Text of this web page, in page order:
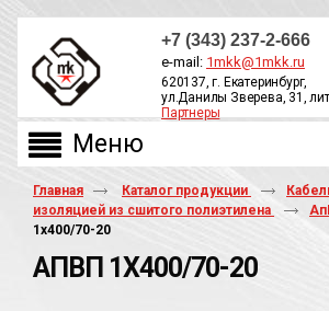
+7 (343) 237-2-666
e-mail: 1mkk@1mkk.ru
620137, г. Екатеринбург,
ул.Данилы Зверева, 31,
Партнеры
Главная Каталог продукции
изоляцией из сшитого полиэтилена
1х400/70-20
АПВП 1Х400/70-20